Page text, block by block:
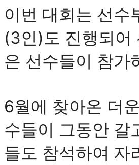
이번 대회는 선수
(3인)도 진행되어
은 선수들이 참가
6월에 찾아온 더
수들이 그동안 갈
들도 참석하여 자